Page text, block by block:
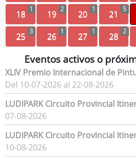
18 1 19 2 20 1 21 5
25 3 26 1 27 1 28 2
Eventos activos o
XLIV Premio Internacional de
Del 10-07-2026 al 22-08-2026
LUDIPARK Circuito Provincial
07-08-2026
LUDIPARK Circuito Provincial
10-08-2026